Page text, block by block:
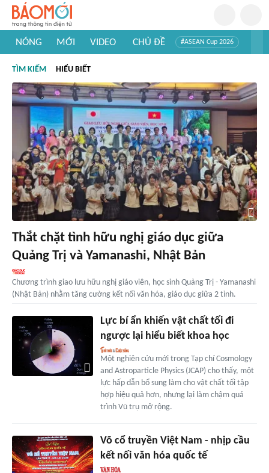
NÓNG MỚI VIDEO CHỦ ĐỀ #ASEAN Cup 2026
#Khám phá thế giới
TÌM KIẾM HIỂU BIẾT
Thắt chặt tình hữu nghị giáo dục giữa
Quảng Trị và Yamanashi, Nhật Bản
Chương trình giao lưu hữu nghị giáo viên, học sinh Quảng Trị - Yamanashi
(Nhật Bản) nhằm tăng cường kết nối văn hóa, giáo dục giữa 2 tỉnh.
Lực bí ẩn khiến vật chất tối đi
ngược lại hiểu biết khoa học
Một nghiên cứu mới trong Tạp chí Cosmology
and Astroparticle Physics (JCAP) cho thấy, một
lực hấp dẫn bổ sung làm cho vật chất tối tập
hợp hiệu quả hơn, nhưng lại làm chậm quá
trình Vũ trụ mở rộng.
Võ cổ truyền Việt Nam - nhịp cầu
kết nối văn hóa quốc tế